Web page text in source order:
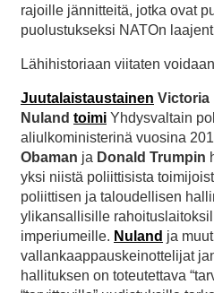
rajoille jännitteitä, jotka ovat
puolustukseksi NATOn
Lähihistoriaan viitaten
Juutalaistaustainen Victoria
Nuland toimi Yhdysvaltain
aliulkoministerinä vuosina
Obaman ja Donald Trumpin
yksi niistä poliittisista
poliittisen ja taloudellisen
ylikansallisille
imperiumeille. Nuland ja
vallankaappauskeinottelijat
hallituksen on toteutettava